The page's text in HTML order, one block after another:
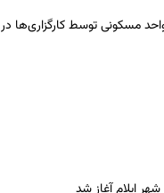
شدن ساخت هزار و 400 واحد مسکونی توسط کارگزاری‌ها در